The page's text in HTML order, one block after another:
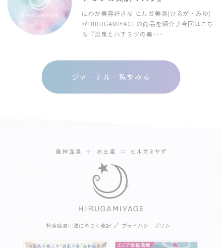
にわか美容好きな ヒルガ美湯(ひるが・みゆ)
がHIRUGAMIYAGEの商品を紹介♪今回はこち
ら『温泉とハチミツの美･･･
ジャーナル一覧をみる
特定商取引法に基づく表記 プライバシーポリシー